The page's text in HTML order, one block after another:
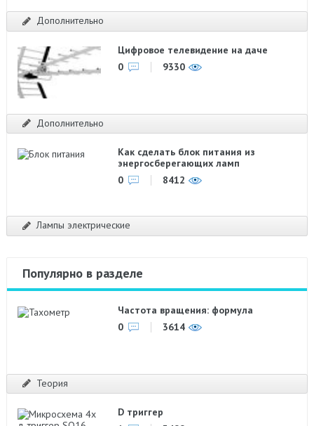
Дополнительно
Цифровое телевидение на даче
0
9330
Дополнительно
Как сделать блок питания из
энергосберегающих ламп
0
8412
Лампы электрические
Популярно в разделе
Частота вращения: формула
0
3614
Теория
D триггер